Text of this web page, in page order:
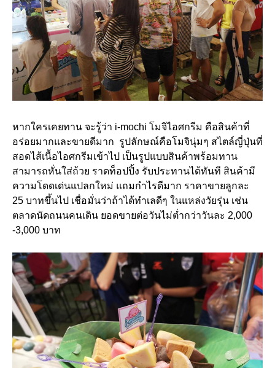
หากใครเคยทาน จะรู้ว่า i-mochi โมจิไอศกรีม คือสินค้าที่
อร่อยมากและขายดีมาก รูปลักษณ์คือโมจินุ่มๆ สไตล์ญี่ปุ่นที่
สอดไส้เนื้อไอศกรีมเข้าไป เป็นรูปแบบสินค้าพร้อมทาน
สามารถหั่นใส่ถ้วย ราดท็อปปิ้ง รับประทานได้ทันที สินค้ามี
ความโดดเด่นแปลกใหม่ แถมกำไรดีมาก ราคาขายลูกละ
25 บาทขึ้นไป เชื่อมั่นว่าถ้าได้ทำเลดีๆ ในแหล่งวัยรุ่น เช่น
ตลาดนัดถนนคนเดิน ยอดขายต่อวันไม่ต่ำกว่าวันละ 2,000
-3,000 บาท